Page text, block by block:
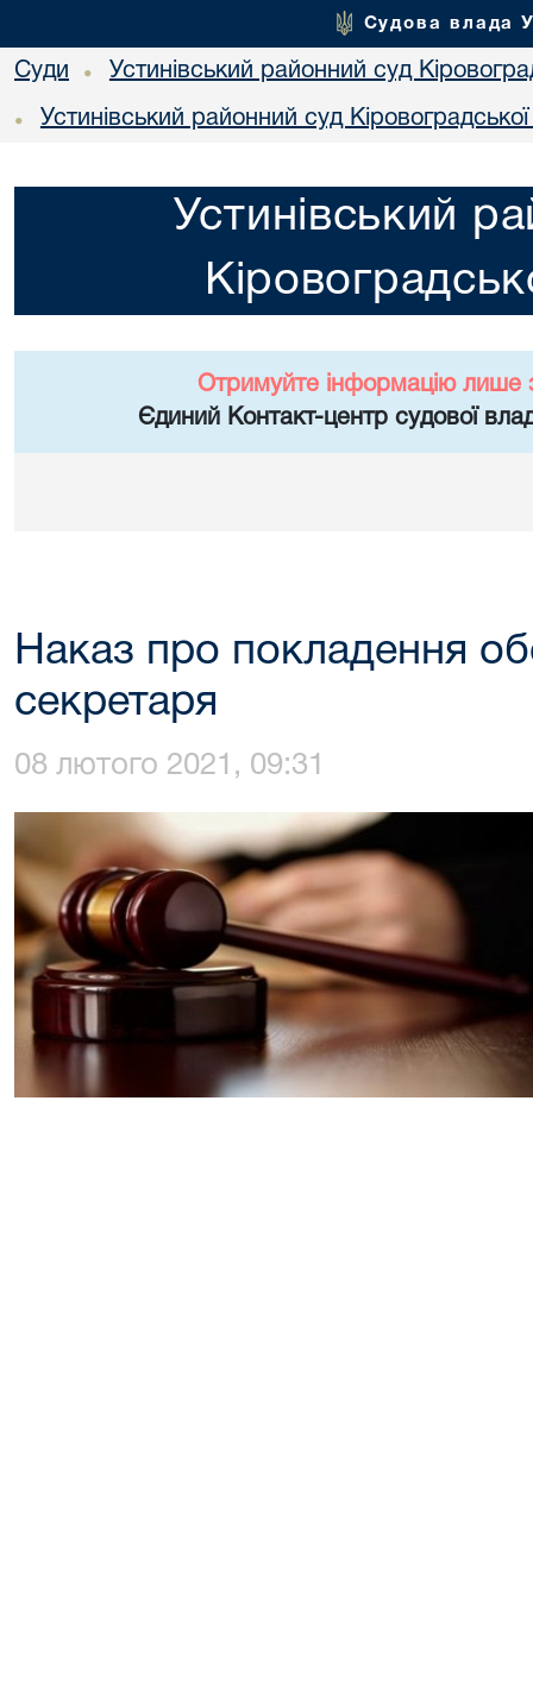
Судова влада
Суди • Устинівський районний суд
• Устинівський районний суд Кіровоградської
Устинівський
Отримуйте інформацію лише
Єдиний Контакт-центр судової
Наказ про покладення
секретаря
08 лютого 2021, 09:31